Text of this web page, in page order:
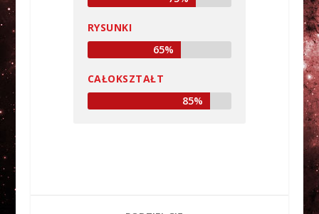
RYSUNKI
65%
CAŁOKSZTAŁT
85%